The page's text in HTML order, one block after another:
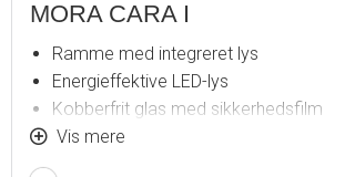
MORA CARA I
Ramme med integreret lys
Energieffektive LED-lys
Kobberfrit glas med sikkerhedsfilm
Dugfri med opvarmet afdugningsenhed
Vis mere